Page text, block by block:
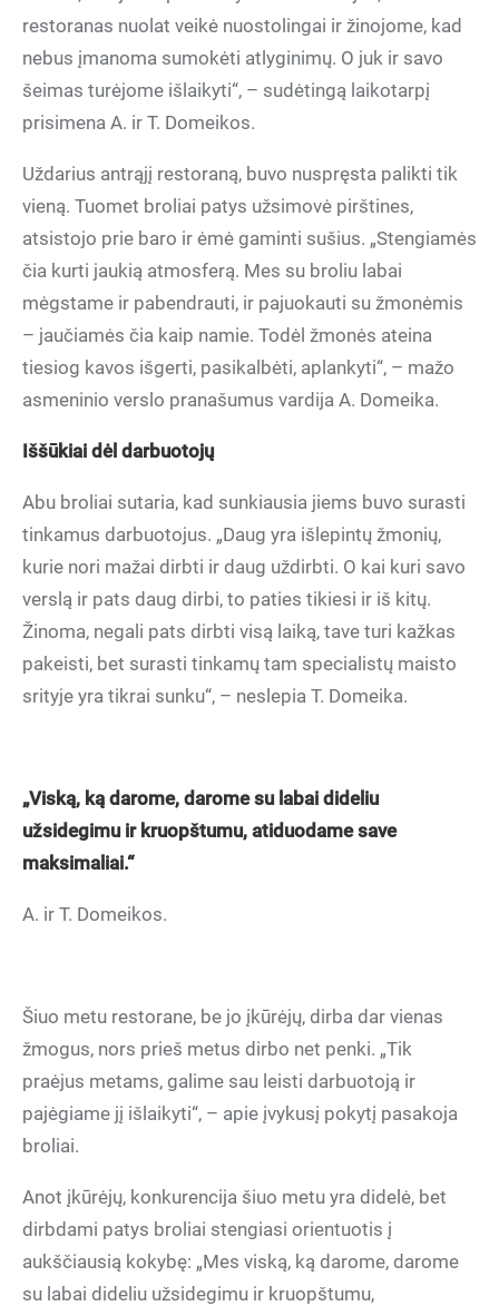
restoranas nuolat veikė nuostolingai ir žinojome, kad
nebus įmanoma sumokėti atlyginimų. O juk ir savo
šeimas turėjome išlaikyti“, – sudėtingą laikotarpį
prisimena A. ir T. Domeikos.
Uždarius antrąjį restoraną, buvo nuspręsta palikti tik
vieną. Tuomet broliai patys užsimovė pirštines,
atsistojo prie baro ir ėmė gaminti sušius. „Stengiamės
čia kurti jaukią atmosferą. Mes su broliu labai
mėgstame ir pabendrauti, ir pajuokauti su žmonėmis
– jaučiamės čia kaip namie. Todėl žmonės ateina
tiesiog kavos išgerti, pasikalbėti, aplankyti“, – mažo
asmeninio verslo pranašumus vardija A. Domeika.
Iššūkiai dėl darbuotojų
Abu broliai sutaria, kad sunkiausia jiems buvo surasti
tinkamus darbuotojus. „Daug yra išlepintų žmonių,
kurie nori mažai dirbti ir daug uždirbti. O kai kuri savo
verslą ir pats daug dirbi, to paties tikiesi ir iš kitų.
Žinoma, negali pats dirbti visą laiką, tave turi kažkas
pakeisti, bet surasti tinkamų tam specialistų maisto
srityje yra tikrai sunku“, – neslepia T. Domeika.
„Viską, ką darome, darome su labai dideliu
užsidegimu ir kruopštumu, atiduodame save
maksimaliai.“
A. ir T. Domeikos.
Šiuo metu restorane, be jo įkūrėjų, dirba dar vienas
žmogus, nors prieš metus dirbo net penki. „Tik
praėjus metams, galime sau leisti darbuotoją ir
pajėgiame jį išlaikyti“, – apie įvykusį pokytį pasakoja
broliai.
Anot įkūrėjų, konkurencija šiuo metu yra didelė, bet
dirbdami patys broliai stengiasi orientuotis į
aukščiausią kokybę: „Mes viską, ką darome, darome
su labai dideliu užsidegimu ir kruopštumu,